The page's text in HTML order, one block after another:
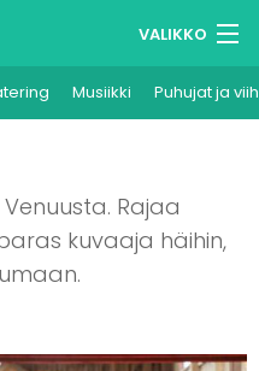
VALIKKO
Musiikki Puhujat ja
Rajaa
kuvaaja häihin,